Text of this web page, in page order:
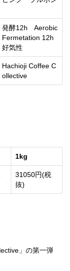
発酵12h Aerobic
Fermetation 12h
好気性
Hachioji Coffee C
ollective
1kg
31050円(税
抜)
」の第一弾